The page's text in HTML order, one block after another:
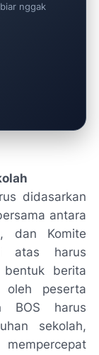
nggak
didasarkan
antara
dan Komite
atas harus
berita
oleh peserta
BOS harus
sekolah,